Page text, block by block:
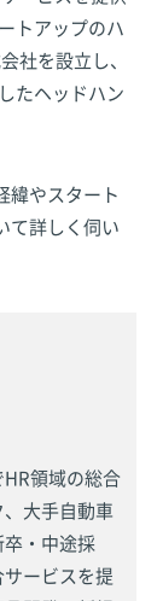
トアップのハ
社を設立し、
たヘッドハン
緯やスタート
て詳しく伺い
領域の総合
大手自動車
・中途採
ービスを提